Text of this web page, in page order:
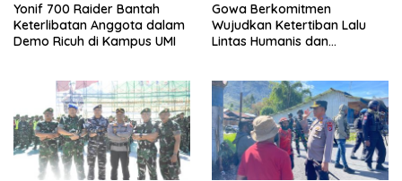
Yonif 700 Raider Bantah
Keterlibatan Anggota dalam
Demo Ricuh di Kampus UMI
Gowa Berkomitmen
Wujudkan Ketertiban Lalu
Lintas Humanis dan